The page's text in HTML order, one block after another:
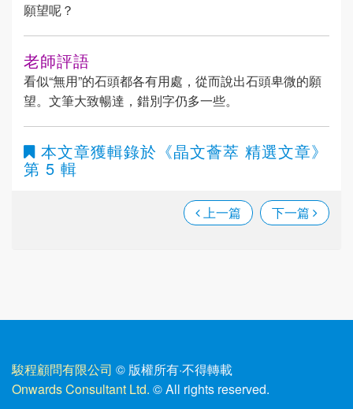
願望呢？
老師評語
看似“無用”的石頭都各有用處，從而說出石頭卑微的願
望。文筆大致暢達，錯別字仍多一些。
本文章獲輯錄於 《晶文薈萃 精選文章》
第 5 輯
上一篇 下一篇
駿程顧問有限公司 © 版權所有·不得轉載
Onwards Consultant Ltd. © All rights reserved.